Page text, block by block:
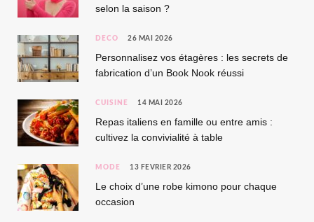
selon la saison ?
DÉCO 26 MAI 2026
Personnalisez vos étagères : les secrets de
fabrication d’un Book Nook réussi
CUISINE 14 MAI 2026
Repas italiens en famille ou entre amis :
cultivez la convivialité à table
MODE 13 FÉVRIER 2026
Le choix d’une robe kimono pour chaque
occasion